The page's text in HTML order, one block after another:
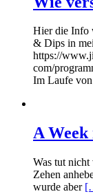
Hier die Info
& Dips in
https://
com/
Im Laufe
A
Was tut nicht
Zehen
wurde aber